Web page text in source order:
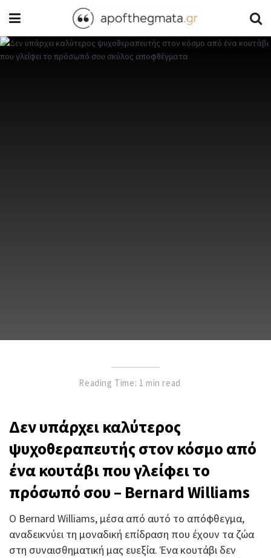
Reading Time: 1 min read
Δεν υπάρχει καλύτερος
ψυχοθεραπευτής στον κόσμο από
ένα κουτάβι που γλείφει το
πρόσωπό σου – Bernard Williams
Ο Bernard Williams, μέσα από αυτό το απόφθεγμα,
αναδεικνύει τη μοναδική επίδραση που έχουν τα ζώα
στη συναισθηματική μας ευεξία. Ένα κουτάβι δεν